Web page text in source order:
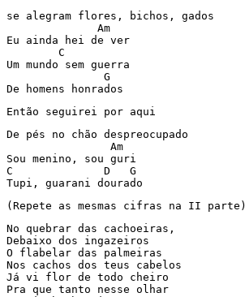
se alegram flores, bichos, gados
              Am
Eu ainda hei de ver
        C
Um mundo sem guerra
               G
De homens honrados
Então seguirei por aqui
De pés no chão despreocupado
                Am
Sou menino, sou guri
C              D   G
Tupi, guarani dourado
(Repete as mesmas cifras na II parte)
No quebrar das cachoeiras,
Debaixo dos ingazeiros
O flabelar das palmeiras
Nos cachos dos teus cabelos
Já vi flor de todo cheiro
Pra que tanto nesse olhar